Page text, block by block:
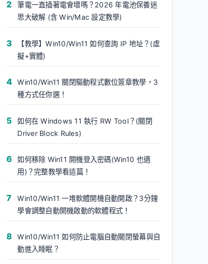
筆電一直插著電會壞嗎？2026 年電池保養迷
思大破解 (含 Win/Mac 設定教學)
【教學】Win10/Win11 如何查詢 IP 地址？(虛
擬+實體)
Win10/Win11 關閉驅動程式數位簽章教學，3
種方式任你選！
如何在 Windows 11 執行 RW Tool？(關閉
Driver Block Rules)
如何移除 Win11 開機登入密碼(Win10 也適
用)？完整教學看這篇！
Win10/Win11 一堆軟體開機自動開啟？3分鐘
學會調整自動開機啟動的軟體程式！
Win10/Win11 如何防止電腦自動關閉螢幕與自
動進入睡眠？